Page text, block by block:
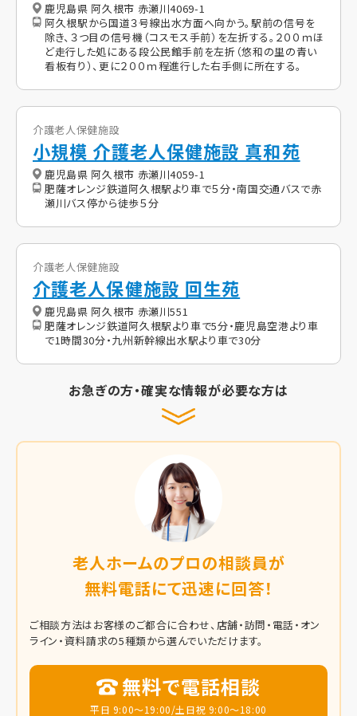
鹿児島県 阿久根市 赤瀬川4069-1
阿久根駅から国道３号線出水方面へ向かう。駅前の信号を
除き、３つ目の信号機（コスモス手前）を左折する。２００ｍほ
ど走行した処にある段公民館手前を左折（悠和の里の青い
看板有り）、更に２００ｍ程進行した右手側に所在する。
介護老人保健施設
小規模 介護老人保健施設 真和苑
鹿児島県 阿久根市 赤瀬川4059-1
肥薩オレンジ鉄道阿久根駅より車で５分・南国交通バスで赤
瀬川バス停から徒歩５分
介護老人保健施設
介護老人保健施設 回生苑
鹿児島県 阿久根市 赤瀬川551
肥薩オレンジ鉄道阿久根駅より車で5分・鹿児島空港より車
で1時間30分・九州新幹線出水駅より車で30分
お急ぎの方・確実な情報が必要な方は
老人ホームのプロの相談員が
無料電話にて迅速に回答！
ご相談方法はお客様のご都合に合わせ、店舗・訪問・電話・オン
ライン・資料請求の5種類から選んでいただけます。
無料で電話相談
平日 9:00～19:00/土日祝 9:00～18:00